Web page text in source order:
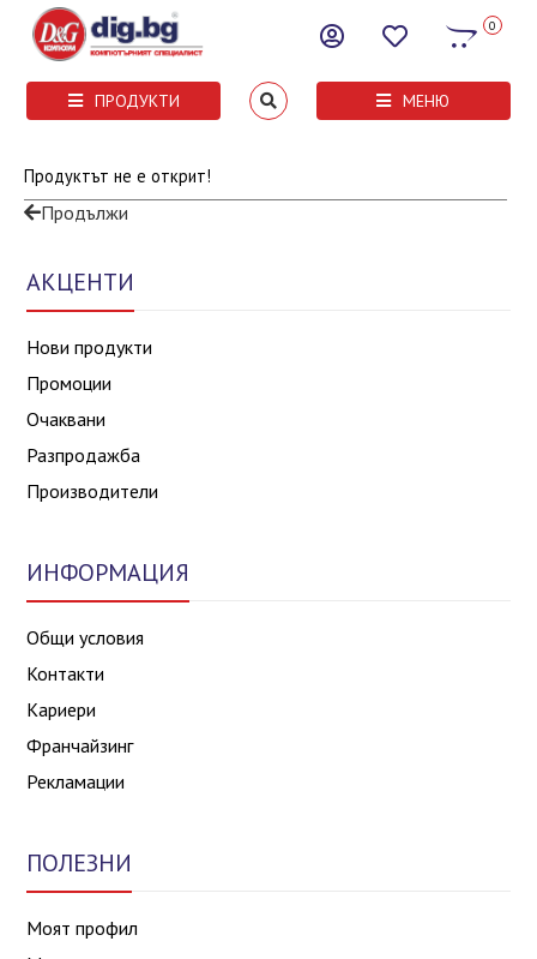
0
ПРОДУКТИ МЕНЮ
Продуктът не е открит!
Продължи
АКЦЕНТИ
Нови продукти
Промоции
Очаквани
Разпродажба
Производители
ИНФОРМАЦИЯ
Общи условия
Контакти
Кариери
Франчайзинг
Рекламации
ПОЛЕЗНИ
Моят профил